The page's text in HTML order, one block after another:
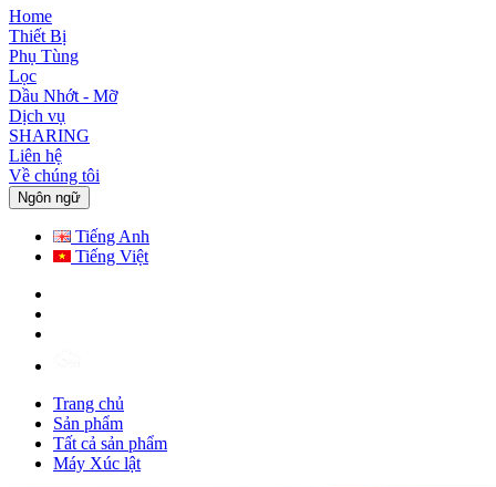
Home
Thiết Bị
Phụ Tùng
Lọc
Dầu Nhớt - Mỡ
Dịch vụ
SHARING
Liên hệ
Về chúng tôi
Ngôn ngữ
Tiếng Anh
Tiếng Việt
Trang chủ
Sản phẩm
Tất cả sản phẩm
Máy Xúc lật